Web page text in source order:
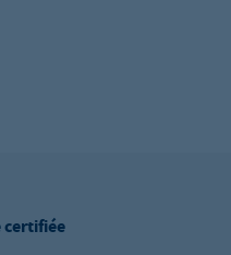
certifiée